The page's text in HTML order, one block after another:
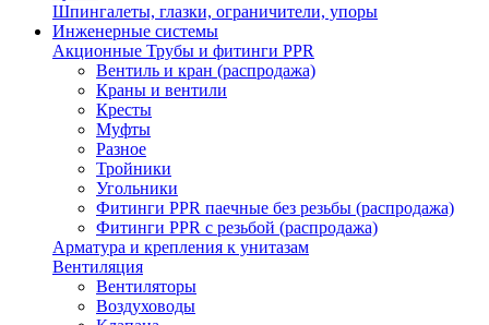
Шпингалеты, глазки, ограничители, упоры
Инженерные системы
Акционные Трубы и фитинги PPR
Вентиль и кран (распродажа)
Краны и вентили
Кресты
Муфты
Разное
Тройники
Угольники
Фитинги PPR паечные без резьбы (распродажа)
Фитинги PPR с резьбой (распродажа)
Арматура и крепления к унитазам
Вентиляция
Вентиляторы
Воздуховоды